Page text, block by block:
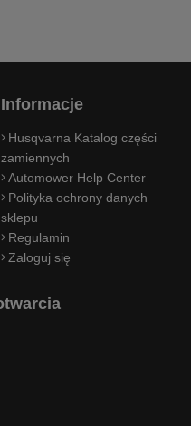
Informacje
Husqvarna Katalog części
zamiennych
Automower Help Center
Polityka ochrony danych
sklepu
Regulamin
Zaloguj się